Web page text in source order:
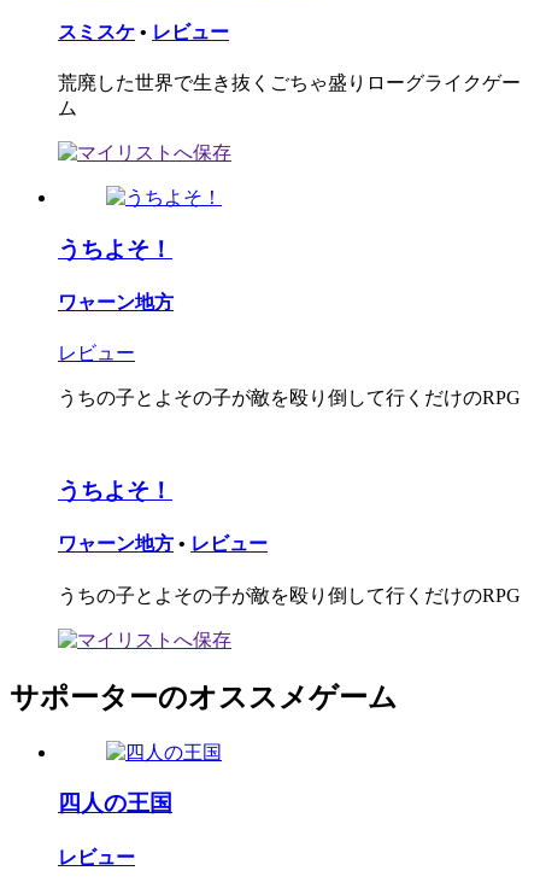
スミスケ • レビュー
荒廃した世界で生き抜くごちゃ盛りローグライクゲー
ム
うちよそ！
ワャーン地方
レビュー
うちの子とよその子が敵を殴り倒して行くだけのRPG
うちよそ！
ワャーン地方 • レビュー
うちの子とよその子が敵を殴り倒して行くだけのRPG
サポーターのオススメゲーム
四人の王国
レビュー